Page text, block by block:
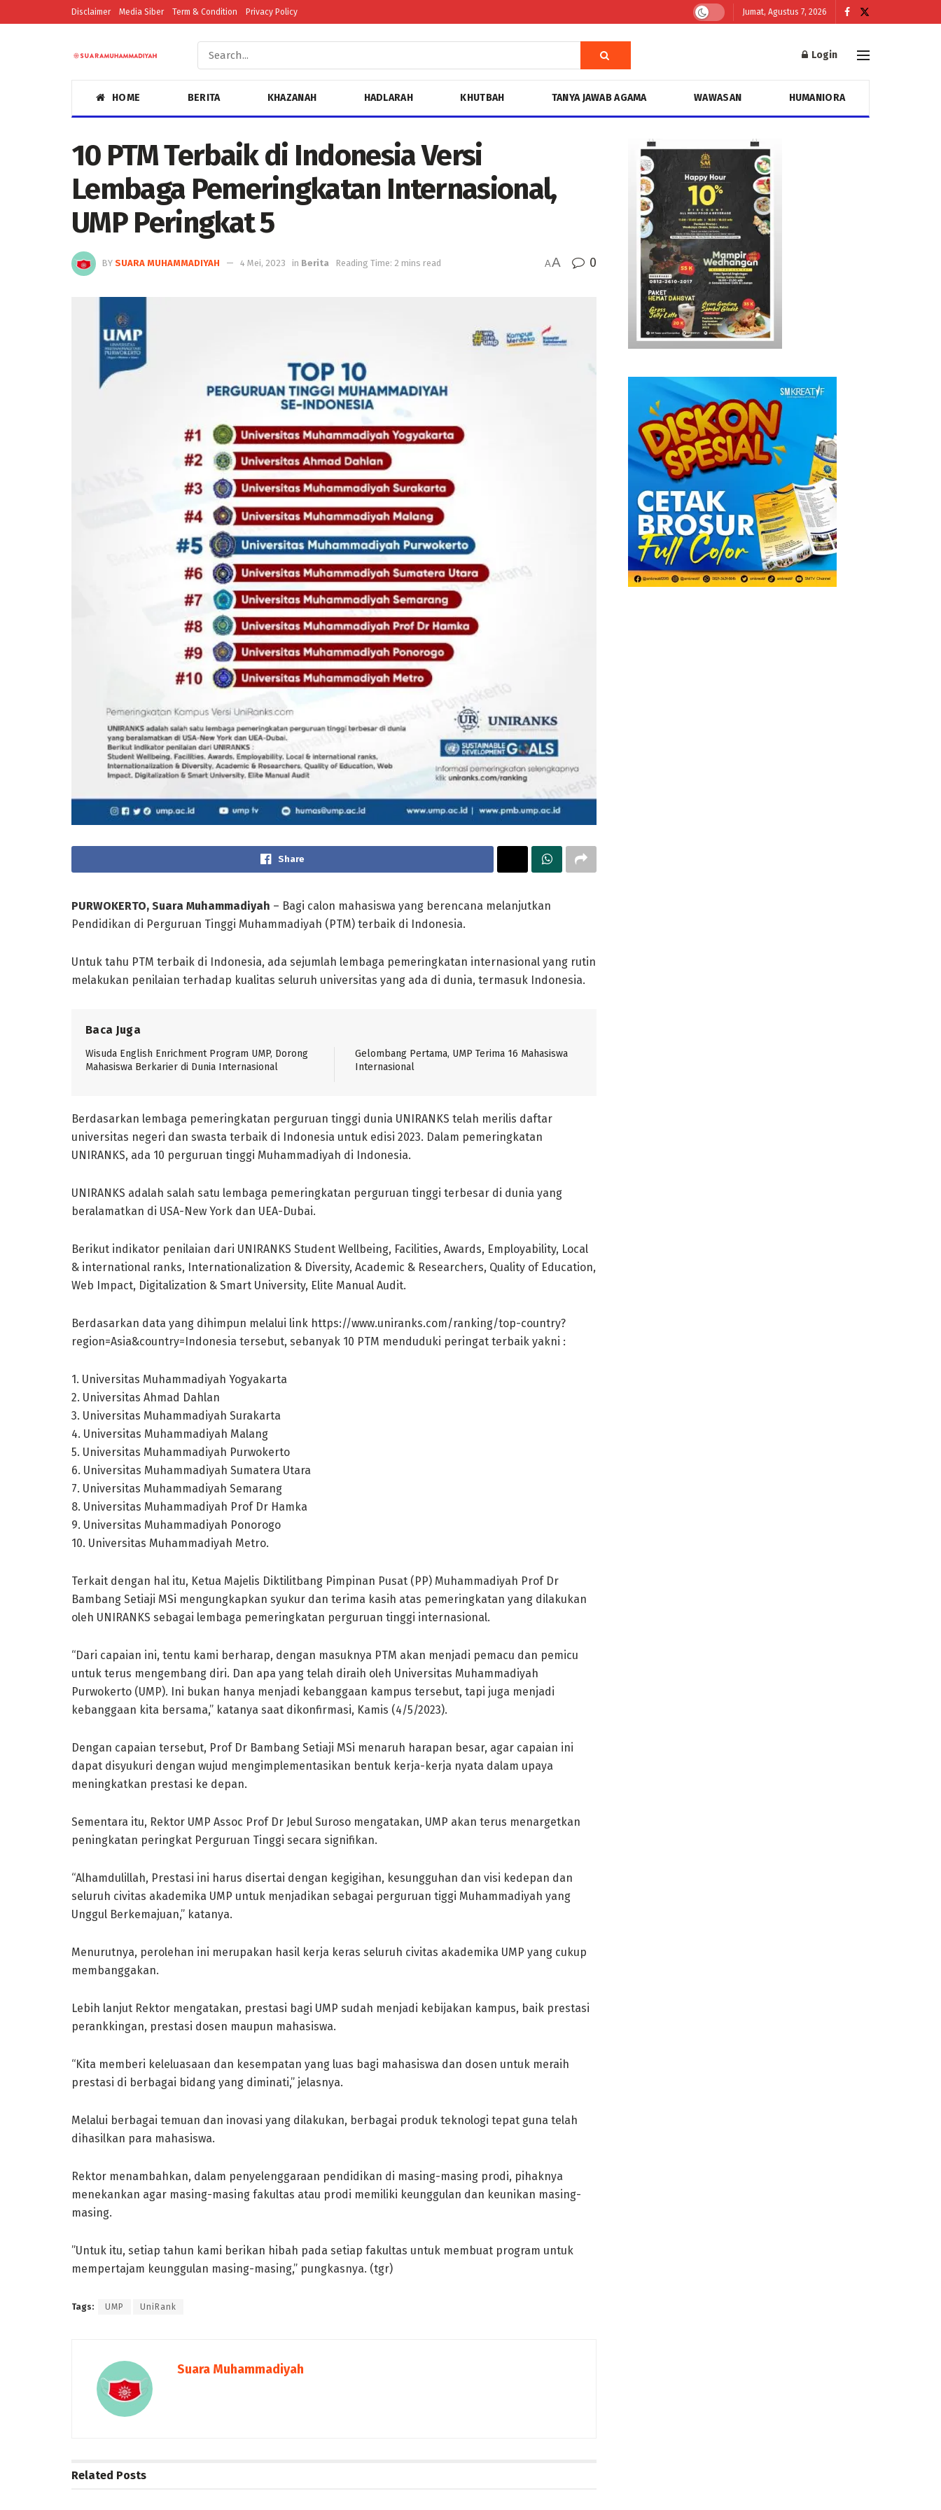
Disclaimer Media Siber Term & Condition Privacy Policy Jumat, Agustus 7, 2026
Login
HOME BERITA KHAZANAH HADLARAH KHUTBAH TANYA JAWAB AGAMA WAWASAN HUMANIORA
10 PTM Terbaik di Indonesia Versi
Lembaga Pemeringkatan Internasional,
UMP Peringkat 5
BY SUARA MUHAMMADIYAH 4 Mei, 2023 in Berita Reading Time: 2 mins read AA 0
Share
PURWOKERTO, Suara Muhammadiyah – Bagi calon mahasiswa yang berencana melanjutkan
Pendidikan di Perguruan Tinggi Muhammadiyah (PTM) terbaik di Indonesia.
Untuk tahu PTM terbaik di Indonesia, ada sejumlah lembaga pemeringkatan internasional yang rutin
melakukan penilaian terhadap kualitas seluruh universitas yang ada di dunia, termasuk Indonesia.
Baca Juga
Wisuda English Enrichment Program UMP, Dorong
Mahasiswa Berkarier di Dunia Internasional
Gelombang Pertama, UMP Terima 16 Mahasiswa
Internasional
Berdasarkan lembaga pemeringkatan perguruan tinggi dunia UNIRANKS telah merilis daftar
universitas negeri dan swasta terbaik di Indonesia untuk edisi 2023. Dalam pemeringkatan
UNIRANKS, ada 10 perguruan tinggi Muhammadiyah di Indonesia.
UNIRANKS adalah salah satu lembaga pemeringkatan perguruan tinggi terbesar di dunia yang
beralamatkan di USA-New York dan UEA-Dubai.
Berikut indikator penilaian dari UNIRANKS Student Wellbeing, Facilities, Awards, Employability, Local
& international ranks, Internationalization & Diversity, Academic & Researchers, Quality of Education,
Web Impact, Digitalization & Smart University, Elite Manual Audit.
Berdasarkan data yang dihimpun melalui link https://www.uniranks.com/ranking/top-country?
region=Asia&country=Indonesia tersebut, sebanyak 10 PTM menduduki peringat terbaik yakni :
1. Universitas Muhammadiyah Yogyakarta
2. Universitas Ahmad Dahlan
3. Universitas Muhammadiyah Surakarta
4. Universitas Muhammadiyah Malang
5. Universitas Muhammadiyah Purwokerto
6. Universitas Muhammadiyah Sumatera Utara
7. Universitas Muhammadiyah Semarang
8. Universitas Muhammadiyah Prof Dr Hamka
9. Universitas Muhammadiyah Ponorogo
10. Universitas Muhammadiyah Metro.
Terkait dengan hal itu, Ketua Majelis Diktilitbang Pimpinan Pusat (PP) Muhammadiyah Prof Dr
Bambang Setiaji MSi mengungkapkan syukur dan terima kasih atas pemeringkatan yang dilakukan
oleh UNIRANKS sebagai lembaga pemeringkatan perguruan tinggi internasional.
“Dari capaian ini, tentu kami berharap, dengan masuknya PTM akan menjadi pemacu dan pemicu
untuk terus mengembang diri. Dan apa yang telah diraih oleh Universitas Muhammadiyah
Purwokerto (UMP). Ini bukan hanya menjadi kebanggaan kampus tersebut, tapi juga menjadi
kebanggaan kita bersama,” katanya saat dikonfirmasi, Kamis (4/5/2023).
Dengan capaian tersebut, Prof Dr Bambang Setiaji MSi menaruh harapan besar, agar capaian ini
dapat disyukuri dengan wujud mengimplementasikan bentuk kerja-kerja nyata dalam upaya
meningkatkan prestasi ke depan.
Sementara itu, Rektor UMP Assoc Prof Dr Jebul Suroso mengatakan, UMP akan terus menargetkan
peningkatan peringkat Perguruan Tinggi secara signifikan.
“Alhamdulillah, Prestasi ini harus disertai dengan kegigihan, kesungguhan dan visi kedepan dan
seluruh civitas akademika UMP untuk menjadikan sebagai perguruan tiggi Muhammadiyah yang
Unggul Berkemajuan,” katanya.
Menurutnya, perolehan ini merupakan hasil kerja keras seluruh civitas akademika UMP yang cukup
membanggakan.
Lebih lanjut Rektor mengatakan, prestasi bagi UMP sudah menjadi kebijakan kampus, baik prestasi
perankkingan, prestasi dosen maupun mahasiswa.
“Kita memberi keleluasaan dan kesempatan yang luas bagi mahasiswa dan dosen untuk meraih
prestasi di berbagai bidang yang diminati,” jelasnya.
Melalui berbagai temuan dan inovasi yang dilakukan, berbagai produk teknologi tepat guna telah
dihasilkan para mahasiswa.
Rektor menambahkan, dalam penyelenggaraan pendidikan di masing-masing prodi, pihaknya
menekankan agar masing-masing fakultas atau prodi memiliki keunggulan dan keunikan masing-
masing.
”Untuk itu, setiap tahun kami berikan hibah pada setiap fakultas untuk membuat program untuk
mempertajam keunggulan masing-masing,” pungkasnya. (tgr)
Tags: UMP UniRank
Suara Muhammadiyah
Related Posts